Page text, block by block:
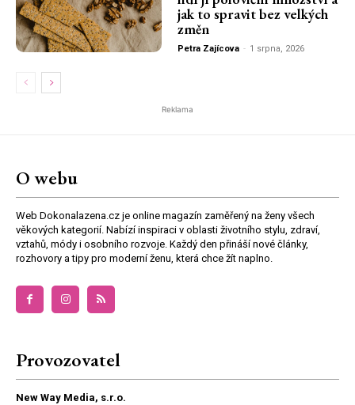
jak to spravit bez velkých
změn
Petra Zajícova - 1 srpna, 2026
Reklama
O webu
Web Dokonalazena.cz je online magazín zaměřený na ženy všech
věkových kategorií. Nabízí inspiraci v oblasti životního stylu, zdraví,
vztahů, módy i osobního rozvoje. Každý den přináší nové články,
rozhovory a tipy pro moderní ženu, která chce žít naplno.
Provozovatel
New Way Media, s.r.o.